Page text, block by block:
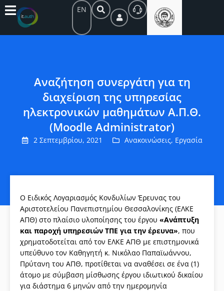
EN
Αναζήτηση συνεργάτη για τη
διαχείριση της υπηρεσίας
ηλεκτρονικών μαθημάτων Α.Π.Θ.
(Moodle Administrator)
2 Σεπτεμβρίου, 2021 Ανακοινώσεις, Εργασία
Ο Ειδικός Λογαριασμός Κονδυλίων Έρευνας του
Αριστοτελείου Πανεπιστημίου Θεσσαλονίκης (ΕΛΚΕ
ΑΠΘ) στο πλαίσιο υλοποίησης του έργου «Ανάπτυξη
και παροχή υπηρεσιών ΤΠΕ για την έρευνα», που
χρηματοδοτείται από τον ΕΛΚΕ ΑΠΘ με επιστημονικά
υπεύθυνο τον Καθηγητή κ. Νικόλαο Παπαϊωάννου,
Πρύτανη του ΑΠΘ, προτίθεται να αναθέσει σε ένα (1)
άτομο με σύμβαση μίσθωσης έργου ιδιωτικού δικαίου
για διάστημα 6 μηνών από την ημερομηνία